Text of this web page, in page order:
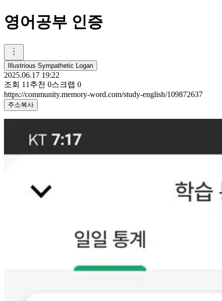
영어공부 인증
Illustrious Sympathetic Logan
2025.06.17 19:22
조회 11 추천 0스크랩 0
https://community.memory-word.com/study-english/109872637
주소복사